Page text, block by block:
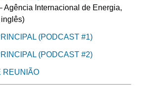
Agência Internacional de Energia,
(PODCAST #1)
(PODCAST #2)
REUNIÃO